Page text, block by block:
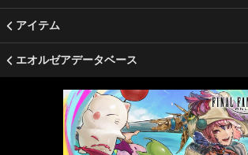
アイテム
エオルゼアデータベース